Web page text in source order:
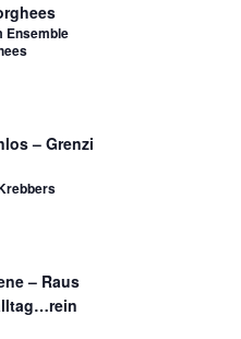
Ensemble
– Grenzi
– Raus